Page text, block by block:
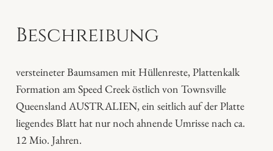
t
u
Beschreibung
versteineter Baumsamen mit Hüllenreste, Plattenkalk
Formation am Speed Creek östlich von Townsville
Queensland AUSTRALIEN, ein seitlich auf der Platte
liegendes Blatt hat nur noch ahnende Umrisse nach ca.
12 Mio. Jahren.